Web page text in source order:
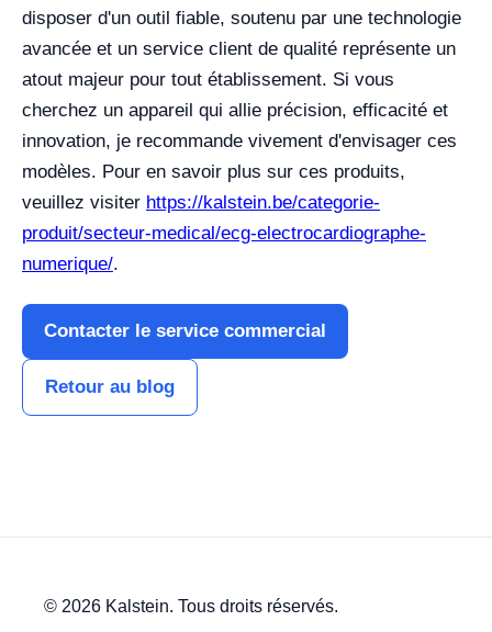
disposer d'un outil fiable, soutenu par une technologie
avancée et un service client de qualité représente un
atout majeur pour tout établissement. Si vous
cherchez un appareil qui allie précision, efficacité et
innovation, je recommande vivement d'envisager ces
modèles. Pour en savoir plus sur ces produits,
veuillez visiter https://kalstein.be/categorie-
produit/secteur-medical/ecg-electrocardiographe-
numerique/.
Contacter le service commercial
Retour au blog
© 2026 Kalstein. Tous droits réservés.